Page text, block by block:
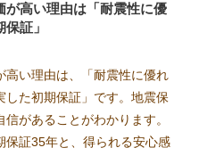
が高い理由は「耐震性に優
証」
高い理由は、「耐震性に優れ
した初期保証」です。地震保
があることがわかります。
保証35年と、得られる安心感